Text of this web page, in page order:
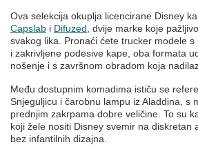
Ova selekcija okuplja licencirane Disney
Capslab i Difuzed , dvije marke koje
svakog lika. Pronaći ćete trucker modele
i zakrivljene podesive kape, oba formata
nošenje i s završnom obradom koja
Među dostupnim komadima ističu se
Snjeguljicu i čarobnu lampu iz Aladdina, s
prednjim zakrpama dobre veličine. To su
koji žele nositi Disney svemir na diskretan
bez infantilnih dizajna.